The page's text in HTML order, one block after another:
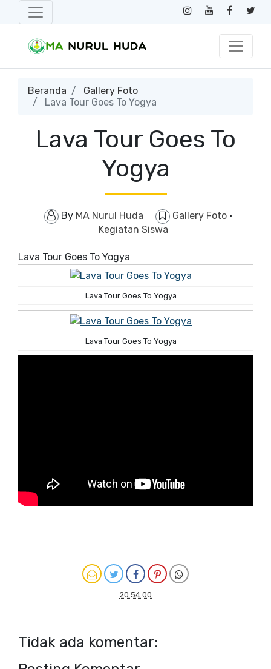
Beranda
Gallery Foto
Lava Tour Goes To Yogya
Lava Tour Goes To
Yogya
By MA Nurul Huda Gallery Foto ·
Kegiatan Siswa
Lava Tour Goes To Yogya
Lava Tour Goes To Yogya
Lava Tour Goes To Yogya
20.54.00
Tidak ada komentar: